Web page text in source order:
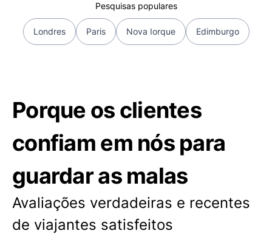
Pesquisas populares
Londres Paris Nova Iorque Edimburgo
Porque os clientes
confiam em nós para
guardar as malas
Avaliações verdadeiras e recentes
de viajantes satisfeitos